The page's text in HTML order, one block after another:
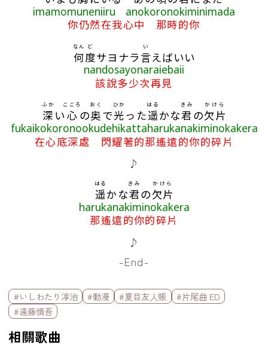
imamomuneniiru anokoronokiminimada
你仍然在我心中 那時的你
何
なん
度
ど
サヨナラ 言
い
えばいい
nandosayonaraiebaii
該說多少次再見
深
ふか
い 心
こころ
の奥
おく
で光
ひか
った遥
はる
かな君
きみ
の欠片
かけら
fukaikokoronookudehikattaharukanakiminokakera
在心底深處 閃耀著的那遙遠的你的碎片
♪
遥
はる
かな君
きみ
の欠片
かけら
harukanakiminokakera
那遙遠的你的碎片
♪
-End-
標籤欄
#いしわたり淳治 #動漫 #夏目友人帳
#片尾曲 ED
#遠藤慎吾
相關歌曲